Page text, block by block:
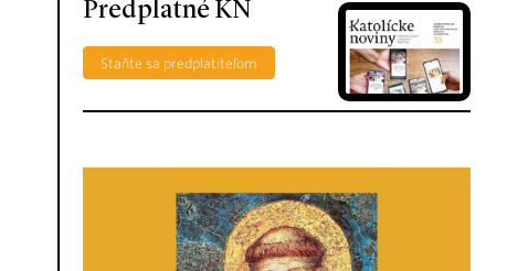
Predplatné KN
Staňte sa predplatiteľom